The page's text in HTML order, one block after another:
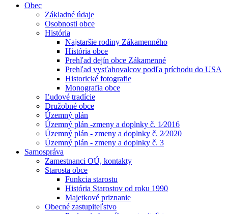
Obec
Základné údaje
Osobnosti obce
História
Najstaršie rodiny Zákamenného
História obce
Prehľad dejín obce Zákamenné
Prehľad vysťahovalcov podľa príchodu do USA
Historické fotografie
Monografia obce
Ľudové tradície
Družobné obce
Územný plán
Územný plán -zmeny a doplnky č. 1⁄2016
Územný plán - zmeny a doplnky č. 2⁄2020
Územný plán - zmeny a doplnky č. 3
Samospráva
Zamestnanci OÚ, kontakty
Starosta obce
Funkcia starostu
História Starostov od roku 1990
Majetkové priznanie
Obecné zastupiteľstvo